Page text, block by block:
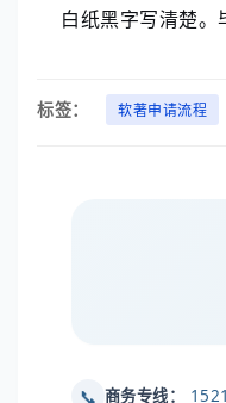
白纸黑字写清楚。
标签： 软著申请流程
📞 商务专线：